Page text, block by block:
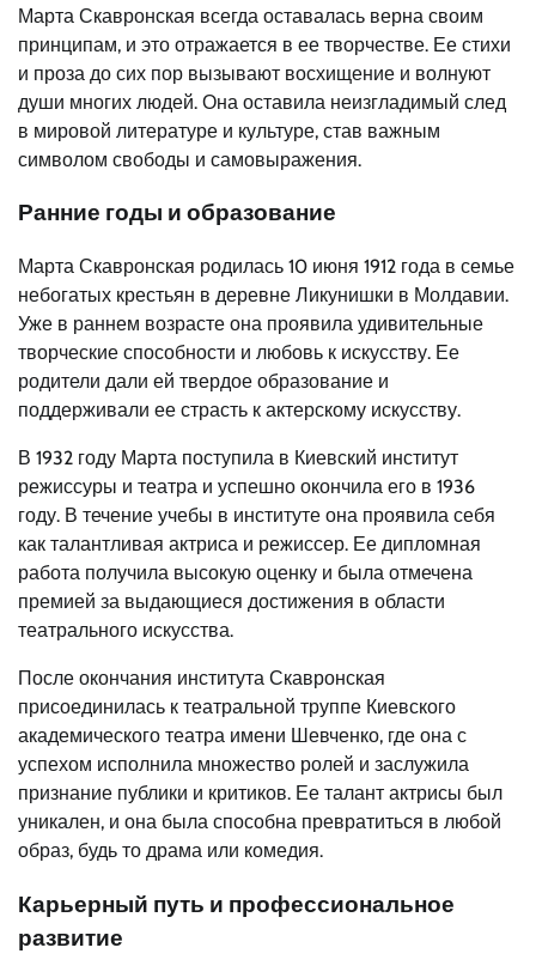
Марта Скавронская всегда оставалась верна своим
принципам, и это отражается в ее творчестве. Ее стихи
и проза до сих пор вызывают восхищение и волнуют
души многих людей. Она оставила неизгладимый след
в мировой литературе и культуре, став важным
символом свободы и самовыражения.
Ранние годы и образование
Марта Скавронская родилась 10 июня 1912 года в семье
небогатых крестьян в деревне Ликунишки в Молдавии.
Уже в раннем возрасте она проявила удивительные
творческие способности и любовь к искусству. Ее
родители дали ей твердое образование и
поддерживали ее страсть к актерскому искусству.
В 1932 году Марта поступила в Киевский институт
режиссуры и театра и успешно окончила его в 1936
году. В течение учебы в институте она проявила себя
как талантливая актриса и режиссер. Ее дипломная
работа получила высокую оценку и была отмечена
премией за выдающиеся достижения в области
театрального искусства.
После окончания института Скавронская
присоединилась к театральной труппе Киевского
академического театра имени Шевченко, где она с
успехом исполнила множество ролей и заслужила
признание публики и критиков. Ее талант актрисы был
уникален, и она была способна превратиться в любой
образ, будь то драма или комедия.
Карьерный путь и профессиональное
развитие